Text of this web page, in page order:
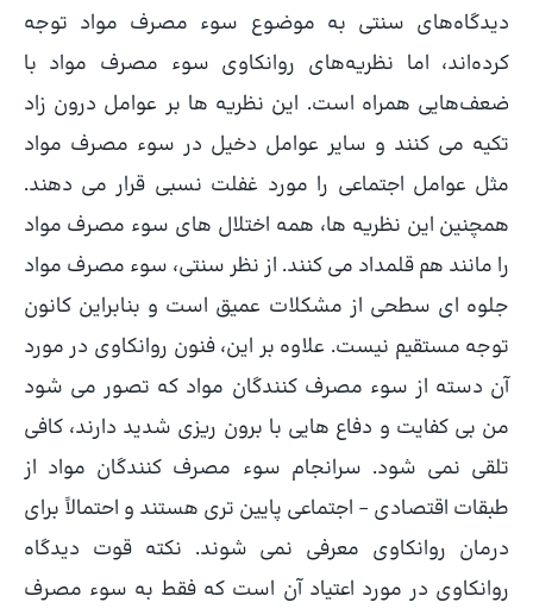
دیدگاه‌های سنتی به موضوع سوء مصرف مواد توجه
کرده‌اند، اما نظریه‌های روانکاوی سوء مصرف مواد با
ضعف‌هایی همراه است. این نظریه ها بر عوامل درون زاد
تکیه می کنند و سایر عوامل دخیل در سوء مصرف مواد
مثل عوامل اجتماعی را مورد غفلت نسبی قرار می دهند.
همچنین این نظریه ها، همه اختلال های سوء مصرف مواد
را مانند هم قلمداد می کنند. از نظر سنتی، سوء مصرف مواد
جلوه ای سطحی از مشکلات عمیق است و بنابراین کانون
توجه مستقیم نیست. علاوه بر این، فنون روانکاوی در مورد
آن دسته از سوء مصرف کنندگان مواد که تصور می شود
من بی کفایت و دفاع هایی با برون ریزی شدید دارند، کافی
تلقی نمی شود. سرانجام سوء مصرف کنندگان مواد از
طبقات اقتصادی – اجتماعی پایین تری هستند و احتمالاً برای
درمان روانکاوی معرفی نمی شوند. نکته قوت دیدگاه
روانکاوی در مورد اعتیاد آن است که فقط به سوء مصرف